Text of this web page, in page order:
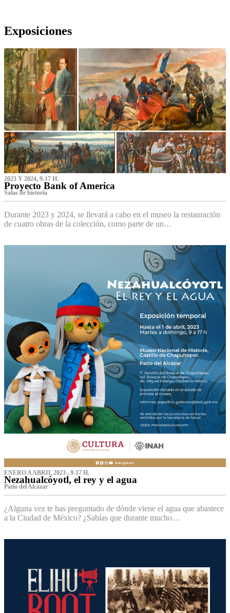
Exposiciones
2023 Y 2024, 9-17 H.
Proyecto Bank of America
S‌alas de historia
Durante 2023 y 2024, se llevará a cabo en el museo la restauración
de cuatro obras de la colección, como parte de un…
ENERO A ABRIL 2023 , 9-17 H.
Nezahualcóyotl, el rey y el agua
Patio del Alcázar
¿Alguna vez te has preguntado de dónde viene el agua que abastece
a la Ciudad de México? ¿Sabías que durante mucho…